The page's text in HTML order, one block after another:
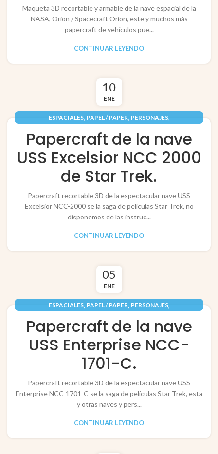
Maqueta 3D recortable y armable de la nave espacial de la
NASA, Orion / Spacecraft Orion, este y muchos más
papercraft de vehículos pue...
CONTINUAR LEYENDO
10
ENE
ESPACIALES, PAPEL / PAPER, PERSONAJES,
Papercraft de la nave
USS Excelsior NCC 2000
de Star Trek.
Papercraft recortable 3D de la espectacular nave USS
Excelsior NCC-2000 se la saga de películas Star Trek, no
disponemos de las instruc...
CONTINUAR LEYENDO
05
ENE
ESPACIALES, PAPEL / PAPER, PERSONAJES,
Papercraft de la nave
USS Enterprise NCC-
1701-C.
Papercraft recortable 3D de la espectacular nave USS
Enterprise NCC-1701-C se la saga de películas Star Trek, esta
y otras naves y pers...
CONTINUAR LEYENDO